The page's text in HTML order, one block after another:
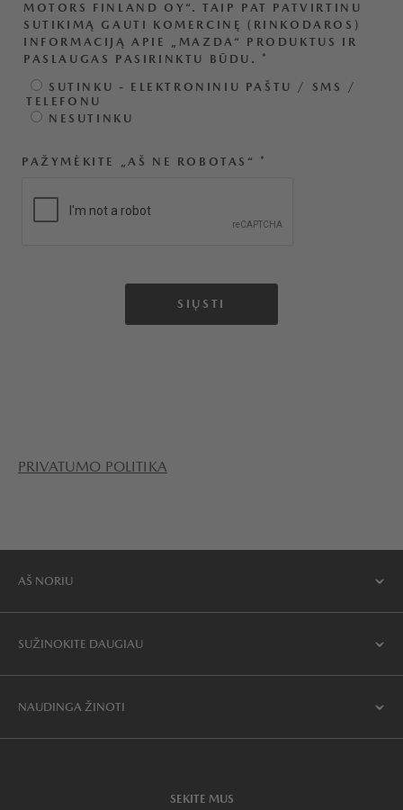
MOTORS FINLAND OY“. TAIP PAT PATVIRTINU
SUTIKIMĄ GAUTI KOMERCINĘ (RINKODAROS)
INFORMACIJĄ APIE „MAZDA“ PRODUKTUS IR
PASLAUGAS PASIRINKTU BŪDU. *
SUTINKU - ELEKTRONINIU PAŠTU / SMS /
TELEFONU
NESUTINKU
PAŽYMĖKITE „AŠ NE ROBOTAS“ *
PRIVATUMO POLITIKA
AŠ NORIU
SUŽINOKITE DAUGIAU
NAUDINGA ŽINOTI
SEKITE MUS